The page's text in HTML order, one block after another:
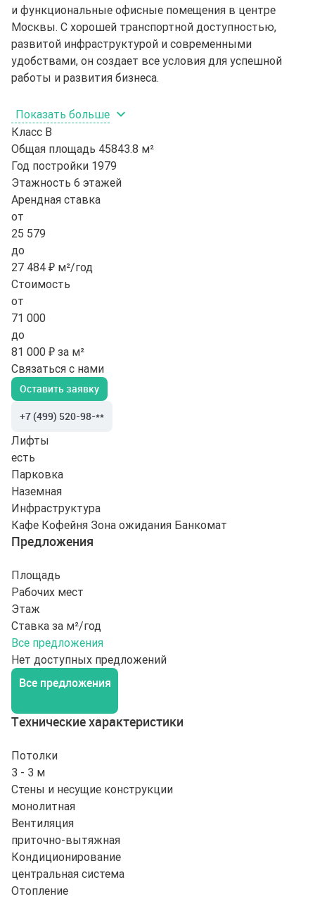
и функциональные офисные помещения в центре
Москвы. С хорошей транспортной доступностью,
развитой инфраструктурой и современными
удобствами, он создает все условия для успешной
работы и развития бизнеса.
Показать больше
Класс B
Общая площадь 45843.8 м²
Год постройки 1979
Этажность 6 этажей
Арендная ставка
от
25 579
до
27 484 ₽ м²/год
Стоимость
от
71 000
до
81 000 ₽ за м²
Связаться с нами
Оставить заявку
+7 (499) 520-98-**
Лифты
есть
Парковка
Наземная
Инфраструктура
Кафе Кофейня Зона ожидания Банкомат
Предложения
Площадь
Рабочих мест
Этаж
Ставка за м²/год
Все предложения
Нет доступных предложений
Все предложения
Технические характеристики
Потолки
3 - 3 м
Стены и несущие конструкции
монолитная
Вентиляция
приточно-вытяжная
Кондиционирование
центральная система
Отопление